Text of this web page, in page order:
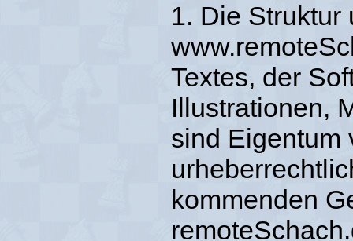
1. Die Struktur
Textes, der
Illustrationen,
sind Eigentum
kommenden